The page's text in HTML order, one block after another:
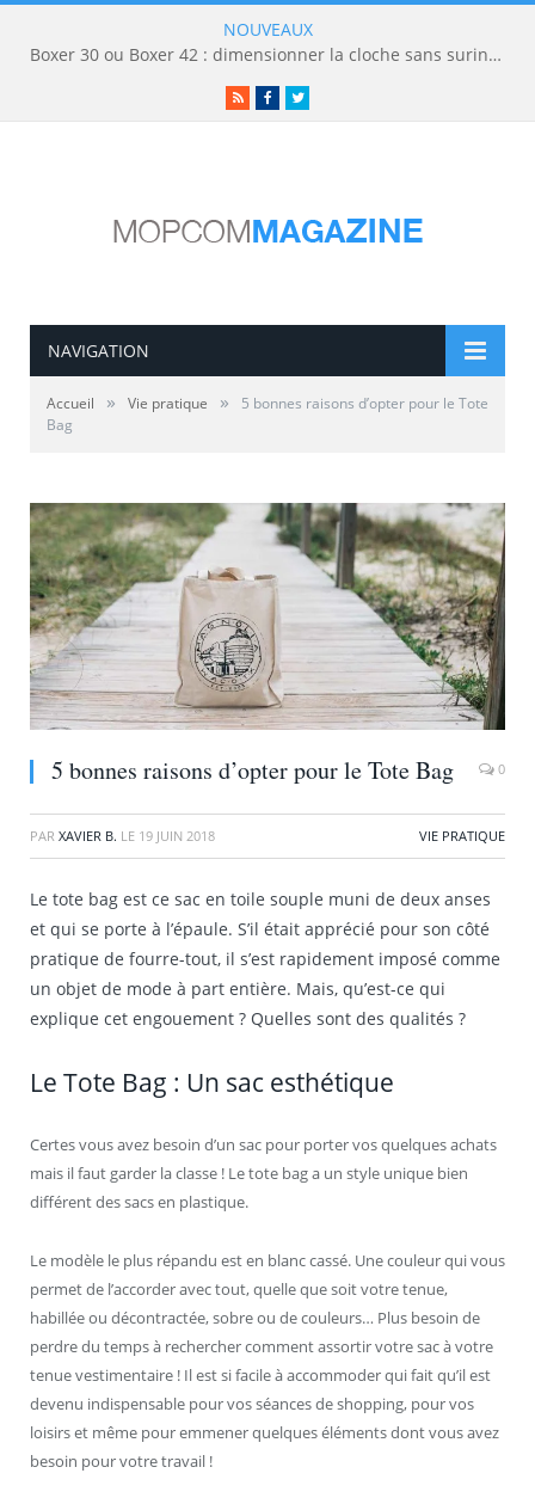
NOUVEAUX
Boxer 30 ou Boxer 42 : dimensionner la cloche sans surinvestir
RSSFacebookTwitter
NAVIGATION
Accueil » Vie pratique »
5 bonnes raisons d’opter pour le Tote
Bag
5 bonnes raisons d’opter pour le Tote Bag 0
PAR XAVIER B. LE 19 JUIN 2018 VIE PRATIQUE
Le tote bag est ce sac en toile souple muni de deux anses
et qui se porte à l’épaule. S’il était apprécié pour son côté
pratique de fourre-tout, il s’est rapidement imposé comme
un objet de mode à part entière. Mais, qu’est-ce qui
explique cet engouement ? Quelles sont des qualités ?
Le Tote Bag : Un sac esthétique
Certes vous avez besoin d’un sac pour porter vos quelques achats
mais il faut garder la classe ! Le tote bag a un style unique bien
différent des sacs en plastique.
Le modèle le plus répandu est en blanc cassé. Une couleur qui vous
permet de l’accorder avec tout, quelle que soit votre tenue,
habillée ou décontractée, sobre ou de couleurs… Plus besoin de
perdre du temps à rechercher comment assortir votre sac à votre
tenue vestimentaire ! Il est si facile à accommoder qui fait qu’il est
devenu indispensable pour vos séances de shopping, pour vos
loisirs et même pour emmener quelques éléments dont vous avez
besoin pour votre travail !